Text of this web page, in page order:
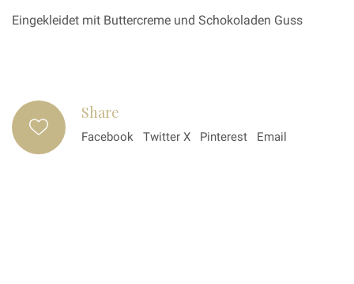
Eingekleidet mit Buttercreme und Schokoladen Guss
Share
Facebook Twitter X Pinterest Email